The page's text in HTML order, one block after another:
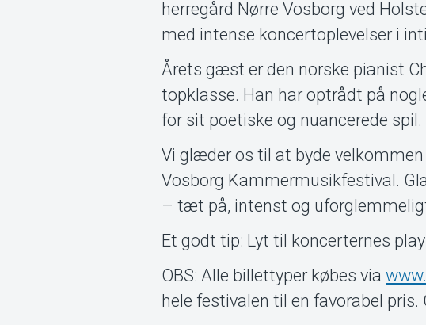
herregård Nørre Vosborg ved
med intense koncertoplevelser i
Årets gæst er den norske pianist
topklasse. Han har optrådt på
for sit poetiske og nuancerede spil.
Vi glæder os til at byde
Vosborg Kammermusikfestival.
– tæt på, intenst og
Et godt tip: Lyt til koncerternes
OBS: Alle billettyper købes via
hele festivalen til en favorabel pris.